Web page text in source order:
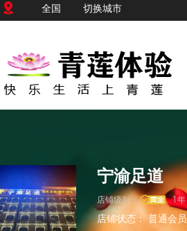
全国 切换城市
宁渝足道
店铺级别： 1年
店铺状态：普通会员